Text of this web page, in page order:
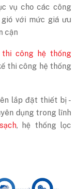
vụ cho các công
với mức giá ưu
cận
thi công hệ thống
thi công hệ thống
lắp đặt thiết bị -
dụng trong lĩnh
, hệ thống lọc